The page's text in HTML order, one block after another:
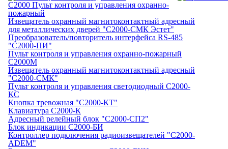
C2000 Пульт контроля и управления охранно-
пожарный
Извещатель охранный магнитоконтактный адресный
для металлических дверей "С2000-СМК Эстет"
Преобразователь/повторитель интерфейса RS-485
"С2000-ПИ"
Пульт контроля и управления охранно-пожарный
С2000М
Извещатель охранный магнитоконтактный адресный
"С2000-СМК"
Пульт контроля и управления светодиодный С2000-
КС
Кнопка тревожная "С2000-КТ"
Клавиатура С2000-К
Адресный релейный блок "С2000-СП2"
Блок индикации С2000-БИ
Контроллер подключения радиоизвещателей "С2000-
ADEM"